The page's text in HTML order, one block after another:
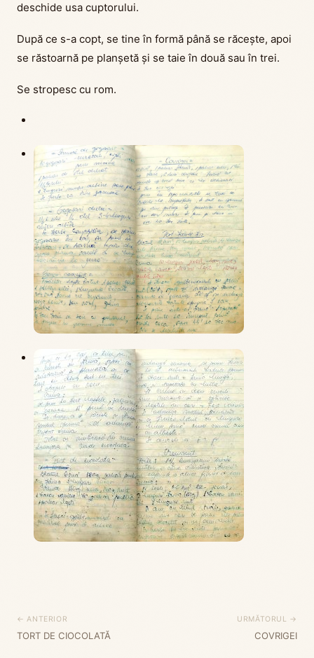
deschide usa cuptorului.
După ce s-a copt, se tine în formă până se răcește, apoi
se răstoarnă pe planșetă și se taie în două sau în trei.
Se stropesc cu rom.
← ANTERIOR
TORT DE CIOCOLATĂ
URMĂTORUL →
COVRIGEI